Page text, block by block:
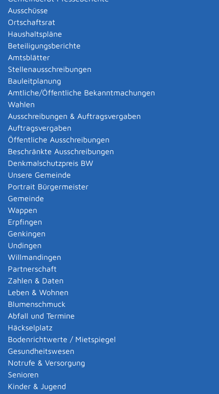
Ausschüsse
Ortschaftsrat
Haushaltspläne
Beteiligungsberichte
Amtsblätter
Stellenausschreibungen
Bauleitplanung
Amtliche/Öffentliche Bekanntmachungen
Wahlen
Ausschreibungen & Auftragsvergaben
Auftragsvergaben
Öffentliche Ausschreibungen
Beschränkte Ausschreibungen
Denkmalschutzpreis BW
Unsere Gemeinde
Portrait Bürgermeister
Gemeinde
Wappen
Erpfingen
Genkingen
Undingen
Willmandingen
Partnerschaft
Zahlen & Daten
Leben & Wohnen
Blumenschmuck
Abfall und Termine
Häckselplatz
Bodenrichtwerte / Mietspiegel
Gesundheitswesen
Notrufe & Versorgung
Senioren
Kinder & Jugend
Abgelaufenen Führerschein neu ausstellen lassen
Abgeltungsteuer - Nichtveranlagungs-
Bescheinigung beantragen
Abgeschlossenheitsbescheinigung zur Aufteilung
eines Gebäudes beantragen
Abmeldung / Außerbetriebsetzung für ein Fahrzeug
beantragen
Abschriften, Ablichtungen, Vervielfältigungen und
Negative amtlich beglaubigen lassen
Abwasser entsorgen
Abwasserbeseitigung - dezentrale Beseitigung von
Regenwasser beantragen oder anzeigen
Abweichende Regelungen zum Schichtbetrieb
beantragen
Abweichende Ruhezeit beantragen
Adoption - Akteneinsicht beantragen
Adoption - sich als Adoptiveltern bewerben
Adoption eines ausländischen Kindes -
Beurkundung im Geburtenregister beantragen
Adoption eines ausländischen Kindes -
Umwandlung einer schwachen in eine starke
Adoption beantragen
Adoption eines deutschen Kindes - Beurkundung
von Amts wegen
Adoption eines erwachsenen Menschen beantragen
Adoptionspflege eines minderjährigen Kindes
aufnehmen
Adressänderung auf der eID-Karte beantragen
Adressbuch - Eintrag sperren lassen
Akademische Gesundheitsberufe - Anerkennung der
Weiterbildung beantragen
Akademische Grade, Titel und Bezeichnungen bei
anerkannten Spätaussiedlern - Gradumwandlungen